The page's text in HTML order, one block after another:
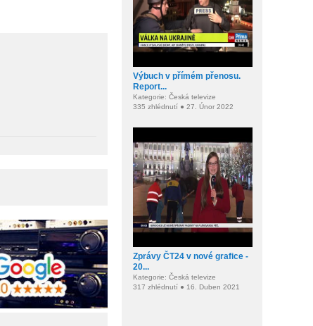
Výbuch v přímém přenosu.
Report...
Kategorie: Česká televize
335 zhlédnutí ● 27. Únor 2022
Zprávy ČT24 v nové grafice -
20...
Kategorie: Česká televize
317 zhlédnutí ● 16. Duben 2021